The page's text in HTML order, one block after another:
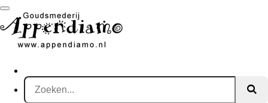
Ga
direct
naar